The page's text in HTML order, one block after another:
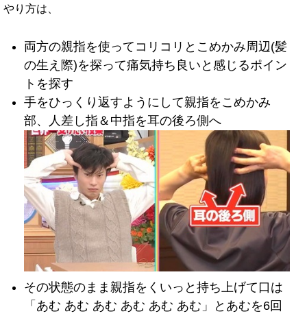
やり方は、
両方の親指を使ってコリコリとこめかみ周辺(髪
の生え際)を探って痛気持ち良いと感じるポイン
トを探す
手をひっくり返すようにして親指をこめかみ
部、人差し指＆中指を耳の後ろ側へ
その状態のまま親指をくいっと持ち上げて口は
「あむ あむ あむ あむ あむ あむ」とあむを6回